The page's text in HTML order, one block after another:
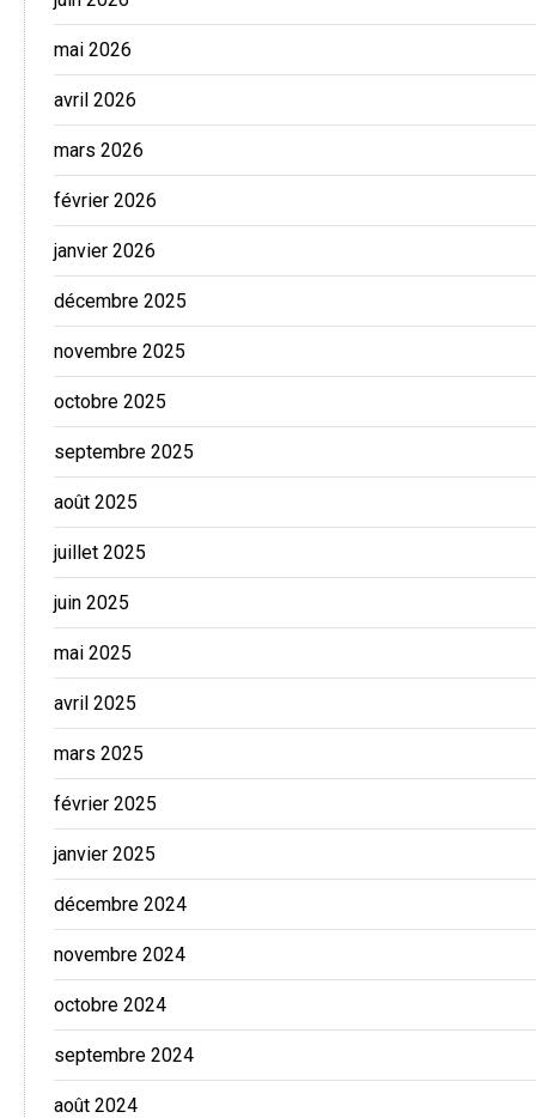
mai 2026
avril 2026
mars 2026
février 2026
janvier 2026
décembre 2025
novembre 2025
octobre 2025
septembre 2025
août 2025
juillet 2025
juin 2025
mai 2025
avril 2025
mars 2025
février 2025
janvier 2025
décembre 2024
novembre 2024
octobre 2024
septembre 2024
août 2024